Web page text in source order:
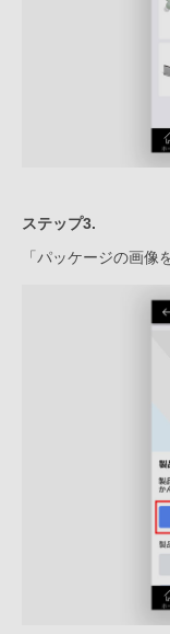
ステップ3.
「パッケージの画像